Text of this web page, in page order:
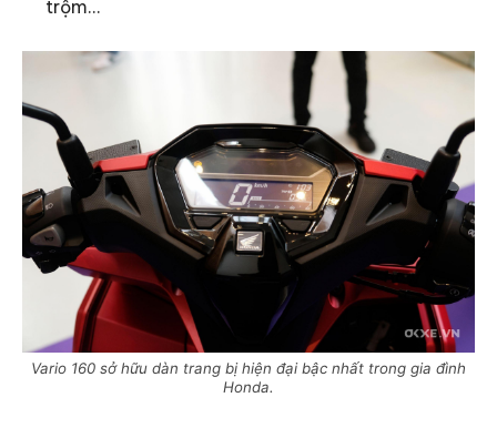
trộm…
Vario 160 sở hữu dàn trang bị hiện đại bậc nhất trong gia đình
Honda.